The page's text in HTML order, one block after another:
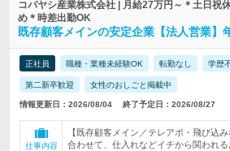
コバヤシ産業株式会社 | 月給27万円～＊土日祝
め＊時差出勤OK
既存顧客メインの安定企業【法人営業】
正社員 職種・業種未経験OK 転勤なし 学歴
第二新卒歓迎 女性のおしごと掲載中
情報更新日：2026/08/04 終了予定日：2026/08/27
仕事内容
【既存顧客メイン／テレアポ・飛び込
合わせて、仕入れなどイチから関われる